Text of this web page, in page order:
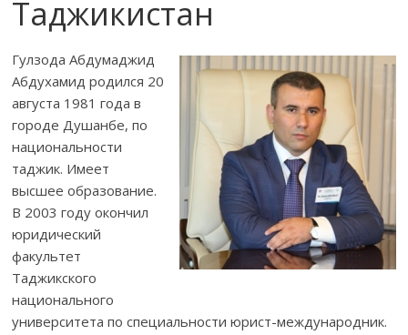
Таджикистан
Гулзода Абдумаджид
Абдухамид родился 20
августа 1981 года в
городе Душанбе, по
национальности
таджик. Имеет
высшее образование.
В 2003 году окончил
юридический
факультет
Таджикского
национального
университета по специальности юрист-международник.